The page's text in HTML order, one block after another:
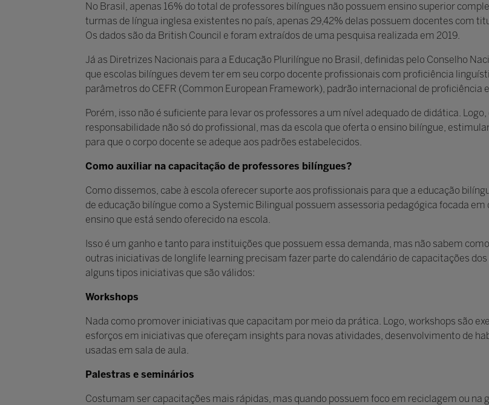
No Brasil, apenas 16% do total de professores bilíngues não possuem ensino superior
turmas de língua inglesa existentes no país, apenas 29,42% delas possuem docentes com
Os dados são da British Council e foram extraídos de uma pesquisa realizada em 2019.
Já as Diretrizes Nacionais para a Educação Plurilíngue no Brasil, definidas pelo Conselho
que escolas bilíngues devem ter em seu corpo docente profissionais com proficiência
parâmetros do CEFR (Common European Framework), padrão internacional de proficiência
Porém, isso não é suficiente para levar os professores a um nível adequado de didática.
responsabilidade não só do profissional, mas da escola que oferta o ensino bilíngue,
para que o corpo docente se adeque aos padrões estabelecidos.
Como auxiliar na capacitação de professores bilíngues?
Como dissemos, cabe à escola oferecer suporte aos profissionais para que a educação
de educação bilíngue como a Systemic Bilingual possuem assessoria pedagógica focada
ensino que está sendo oferecido na escola.
Isso é um ganho e tanto para instituições que possuem essa demanda, mas não sabem
outras iniciativas de longlife learning precisam fazer parte do calendário de capacitações
alguns tipos iniciativas que são válidos:
Workshops
Nada como promover iniciativas que capacitam por meio da prática. Logo, workshops são
esforços em iniciativas que ofereçam insights para novas atividades, desenvolvimento de
usadas em sala de aula.
Palestras e seminários
Costumam ser capacitações mais rápidas, mas quando possuem foco em reciclagem ou na